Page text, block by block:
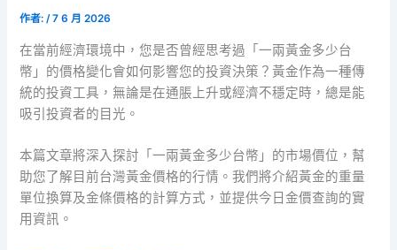
作者:/7 6 月 2026
在當前經濟環境中，您是否曾經思考過「一兩黃金多少台
幣」的價格變化會如何影響您的投資決策？黃金作為一種傳
統的投資工具，無論是在通脹上升或經濟不穩定時，總是能
吸引投資者的目光。
本篇文章將深入探討「一兩黃金多少台幣」的市場價位，幫
助您了解目前台灣黃金價格的行情。我們將介紹黃金的重量
單位換算及金條價格的計算方式，並提供今日金價查詢的實
用資訊。